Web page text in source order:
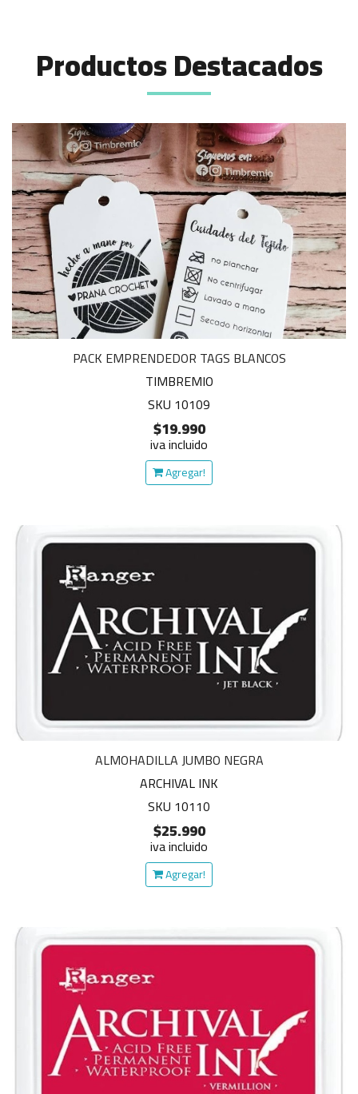
Productos Destacados
PACK EMPRENDEDOR TAGS BLANCOS
TIMBREMIO
SKU 10109
$19.990
iva incluido
Agregar!
ALMOHADILLA JUMBO NEGRA
ARCHIVAL INK
SKU 10110
$25.990
iva incluido
Agregar!